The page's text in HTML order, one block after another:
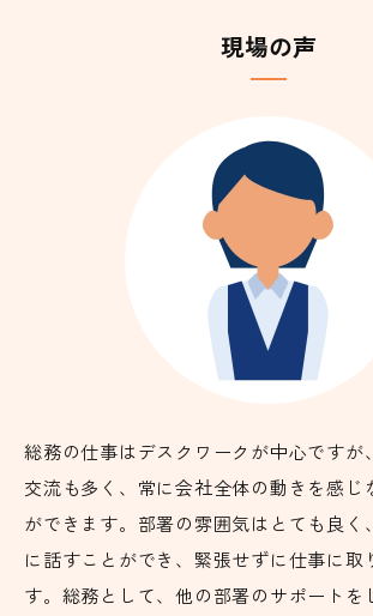
現場の声
総務の仕事はデスクワークが中心ですが
交流も多く、常に会社全体の動きを感じ
ができます。部署の雰囲気はとても良く
に話すことができ、緊張せずに仕事に取
す。総務として、他の部署のサポートを